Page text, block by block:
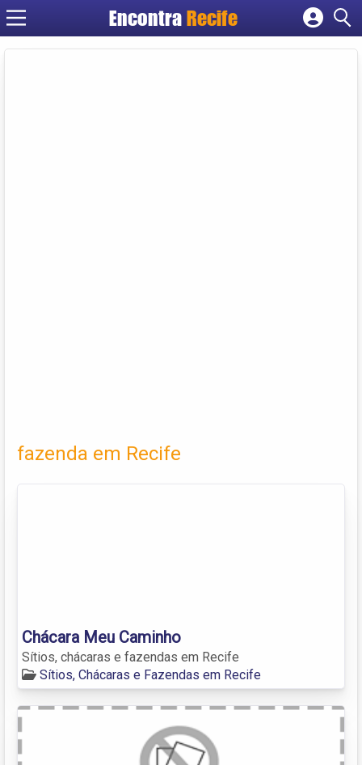
Encontra Recife
Cadastrar empresa
fazenda em Recife
Chácara Meu Caminho
Sítios, chácaras e fazendas em Recife
Sítios, Chácaras e Fazendas em Recife